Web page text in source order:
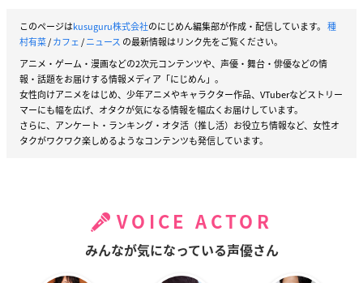
このページはkusuguru株式会社のにじめん編集部が作成・配信しています。 種
村有菜/カフェ/ニュース の最新情報はリンク先をご覧ください。
アニメ・ゲーム・漫画などの2次元コンテンツや、声優・舞台・俳優などの情
報・話題をお届けする情報メディア「にじめん」。
女性向けアニメをはじめ、少年アニメやキャラクター作品、VTuberなどストリー
マーにも幅を広げ、オタクが気になる情報を幅広くお届けしています。
さらに、アンケート・ランキング・オタ活（推し活）お役立ち情報など、女性オ
タクがワクワク楽しめるようなコンテンツも発信しています。
VOICE ACTOR
みんなが気になっている声優さん